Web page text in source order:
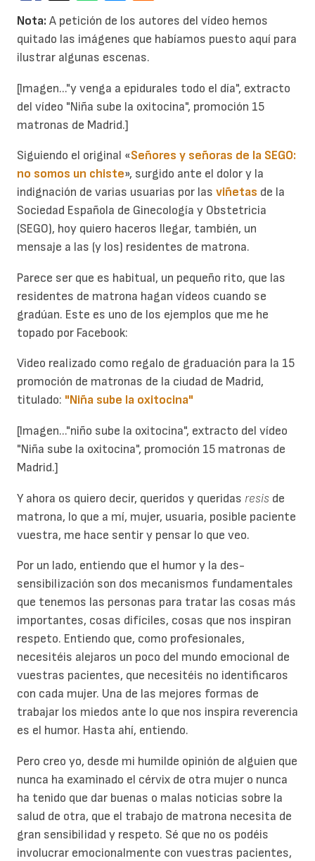
Nota: A petición de los autores del vídeo hemos
quitado las imágenes que habíamos puesto aquí para
ilustrar algunas escenas.
[Imagen..."y venga a epidurales todo el día", extracto
del vídeo "Niña sube la oxitocina", promoción 15
matronas de Madrid.]
Siguiendo el original «Señores y señoras de la SEGO:
no somos un chiste», surgido ante el dolor y la
indignación de varias usuarias por las viñetas de la
Sociedad Española de Ginecología y Obstetricia
(SEGO), hoy quiero haceros llegar, también, un
mensaje a las (y los) residentes de matrona.
Parece ser que es habitual, un pequeño rito, que las
residentes de matrona hagan vídeos cuando se
gradúan. Este es uno de los ejemplos que me he
topado por Facebook:
Video realizado como regalo de graduación para la 15
promoción de matronas de la ciudad de Madrid,
titulado: "Niña sube la oxitocina"
[Imagen..."niño sube la oxitocina", extracto del vídeo
"Niña sube la oxitocina", promoción 15 matronas de
Madrid.]
Y ahora os quiero decir, queridos y queridas resis de
matrona, lo que a mí, mujer, usuaria, posible paciente
vuestra, me hace sentir y pensar lo que veo.
Por un lado, entiendo que el humor y la des-
sensibilización son dos mecanismos fundamentales
que tenemos las personas para tratar las cosas más
importantes, cosas difíciles, cosas que nos inspiran
respeto. Entiendo que, como profesionales,
necesitéis alejaros un poco del mundo emocional de
vuestras pacientes, que necesitéis no identificaros
con cada mujer. Una de las mejores formas de
trabajar los miedos ante lo que nos inspira reverencia
es el humor. Hasta ahí, entiendo.
Pero creo yo, desde mi humilde opinión de alguien que
nunca ha examinado el cérvix de otra mujer o nunca
ha tenido que dar buenas o malas noticias sobre la
salud de otra, que el trabajo de matrona necesita de
gran sensibilidad y respeto. Sé que no os podéis
involucrar emocionalmente con vuestras pacientes,